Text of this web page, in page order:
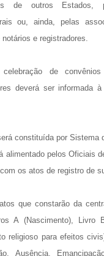
de outros Estados,
ou, ainda, pelas
e registradores.
celebração de
deverá ser informada à
constituída por Sistema
alimentado pelos Oficiais
os atos de registro de
que constarão da
A (Nascimento), Livro
religioso para efeitos
Ausência,